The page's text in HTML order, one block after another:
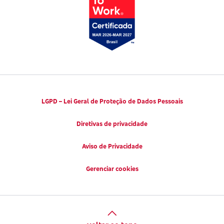
LGPD – Lei Geral de Proteção de Dados Pessoais
Diretivas de privacidade
Aviso de Privacidade
Gerenciar cookies